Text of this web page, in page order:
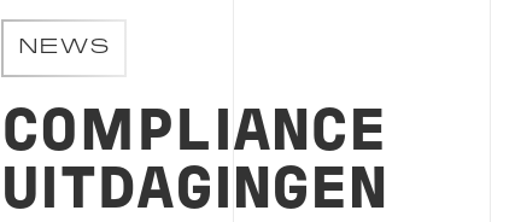
NEWS
COMPLIANCE
UITDAGINGEN